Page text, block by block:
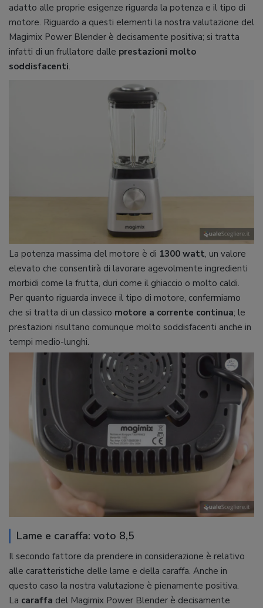
adatto alle proprie esigenze riguarda la potenza e il tipo di
motore. Riguardo a questi elementi la nostra valutazione del
Magimix Power Blender è decisamente positiva; si tratta
infatti di un frullatore dalle prestazioni molto
soddisfacenti.
La potenza massima del motore è di 1300 watt, un valore
elevato che consentirà di lavorare agevolmente ingredienti
morbidi come la frutta, duri come il ghiaccio o molto caldi.
Per quanto riguarda invece il tipo di motore, confermiamo
che si tratta di un classico motore a corrente continua; le
prestazioni risultano comunque molto soddisfacenti anche in
tempi medio-lunghi.
Lame e caraffa: voto 8,5
Il secondo fattore da prendere in considerazione è relativo
alle caratteristiche delle lame e della caraffa. Anche in
questo caso la nostra valutazione è pienamente positiva.
La caraffa del Magimix Power Blender è decisamente